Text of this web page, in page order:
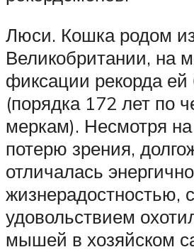
Люси. Кошка родом
Великобритании, на
фиксации рекорда
(порядка 172 лет по
меркам). Несмотря
потерю зрения,
отличалась
жизнерадостностью, с
удовольствием
мышей в хозяйском